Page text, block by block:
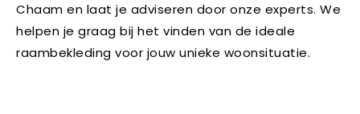
Chaam en laat je adviseren door onze experts. We
helpen je graag bij het vinden van de ideale
raambekleding voor jouw unieke woonsituatie.